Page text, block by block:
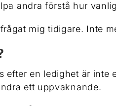
andra förstå hur
mig tidigare. Inte
efter en ledighet är
ett uppvaknande.